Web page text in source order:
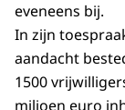
eveneens bij.
In zijn
aandacht
1500
miljoen euro